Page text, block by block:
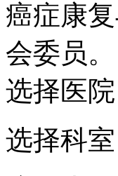
癌症康
会委员。
选择医院
选择科室